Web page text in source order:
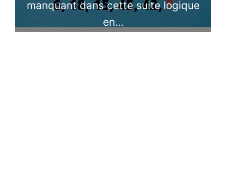
manquant dans cette suite logique
en…